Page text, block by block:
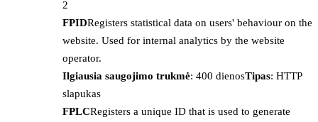
2
FPIDRegisters statistical data on users' behaviour on the
website. Used for internal analytics by the website
operator.
Ilgiausia saugojimo trukmė: 400 dienosTipas: HTTP
slapukas
FPLCRegisters a unique ID that is used to generate